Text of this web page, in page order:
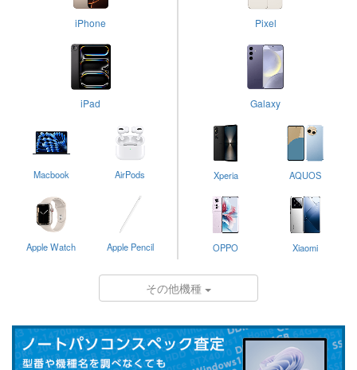
iPhone
iPad
Macbook AirPods
Apple Watch Apple Pencil
Pixel
Galaxy
Xperia AQUOS
OPPO Xiaomi
その他機種